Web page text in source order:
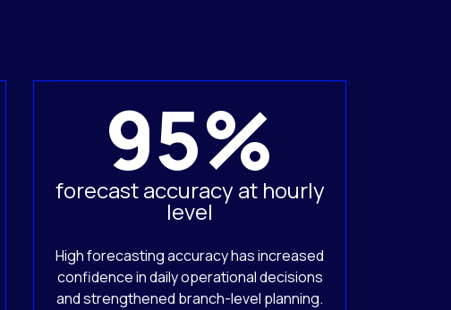
95%
forecast accuracy at hourly
level
High forecasting accuracy has increased
confidence in daily operational decisions
and strengthened branch-level planning.